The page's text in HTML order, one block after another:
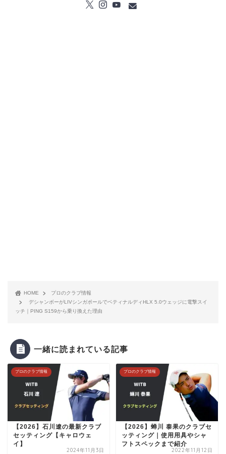
HOME
プロのクラブ情報
デシャンボーがLIVシンガポールでベティナルディHLX 5.0ウェッジに電撃スイ
ッチ｜PING S159から乗り換えた理由
一緒に読まれている記事
プロのクラブ情報
【2026】石川遼の最新クラブ
セッティング【キャロウェ
イ】
2024年11月3日
プロのクラブ情報
【2026】蝉川 泰果のクラブセ
ッティング｜使用用具やシャ
フトスペックまで紹介
2022年11月12日